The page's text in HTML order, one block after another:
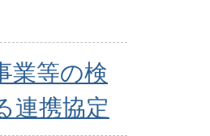
業等の検
連携協定